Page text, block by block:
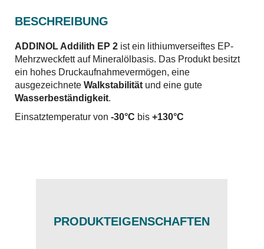
BESCHREIBUNG
ADDINOL Addilith EP 2 ist ein lithiumverseiftes EP-
Mehrzweckfett auf Mineralölbasis. Das Produkt besitzt
ein hohes Druckaufnahmevermögen, eine
ausgezeichnete Walkstabilität und eine gute
Wasserbeständigkeit.
Einsatztemperatur von -30°C bis +130°C
PRODUKTEIGENSCHAFTEN